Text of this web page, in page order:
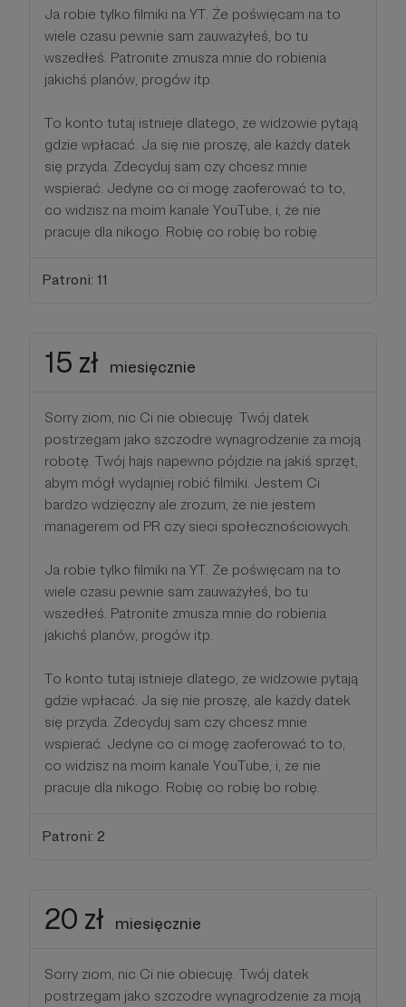
Ja robie tylko filmiki na YT. Że poświęcam na to
wiele czasu pewnie sam zauważyłeś, bo tu
wszedłeś. Patronite zmusza mnie do robienia
jakichś planów, progów itp.
To konto tutaj istnieje dlatego, że widzowie pytają
gdzie wpłacać. Ja się nie proszę, ale każdy datek
się przyda. Zdecyduj sam czy chcesz mnie
wspierać. Jedyne co ci mogę zaoferować to to,
co widzisz na moim kanale YouTube, i, że nie
pracuje dla nikogo. Robię co robię bo robię.
Patroni: 11
15 zł miesięcznie
Sorry ziom, nic Ci nie obiecuję. Twój datek
postrzegam jako szczodre wynagrodzenie za moją
robotę. Twój hajs napewno pójdzie na jakiś sprzęt,
abym mógł wydajniej robić filmiki. Jestem Ci
bardzo wdzięczny ale zrozum, że nie jestem
managerem od PR czy sieci społecznościowych.
Ja robie tylko filmiki na YT. Że poświęcam na to
wiele czasu pewnie sam zauważyłeś, bo tu
wszedłeś. Patronite zmusza mnie do robienia
jakichś planów, progów itp.
To konto tutaj istnieje dlatego, że widzowie pytają
gdzie wpłacać. Ja się nie proszę, ale każdy datek
się przyda. Zdecyduj sam czy chcesz mnie
wspierać. Jedyne co ci mogę zaoferować to to,
co widzisz na moim kanale YouTube, i, że nie
pracuje dla nikogo. Robię co robię bo robię.
Patroni: 2
20 zł miesięcznie
Sorry ziom, nic Ci nie obiecuję. Twój datek
postrzegam jako szczodre wynagrodzenie za moją